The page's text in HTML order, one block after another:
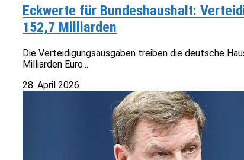
Eckwerte für Bundeshaushalt:
152,7 Milliarden
Die Verteidigungsausgaben treiben die deutsche
Milliarden Euro...
28. April 2026